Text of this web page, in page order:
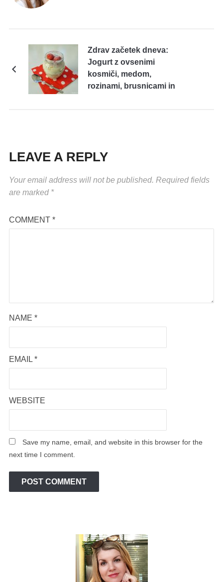
Zdrav začetek dneva:
Jogurt z ovsenimi
kosmiči, medom,
rozinami, brusnicami in
LEAVE A REPLY
Your email address will not be published. Required fields
are marked *
COMMENT *
NAME *
EMAIL *
WEBSITE
Save my name, email, and website in this browser for the
next time I comment.